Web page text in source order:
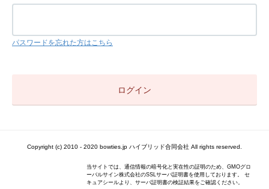
パスワードを忘れた方はこちら
Copyright (c) 2010 - 2020 bowties.jp ハイブリッド合同会社 All rights reserved.
当サイトでは、通信情報の暗号化と実在性の証明のため、GMOグロ
ーバルサイン株式会社のSSLサーバ証明書を使用しております。 セ
キュアシールより、サーバ証明書の検証結果をご確認ください。